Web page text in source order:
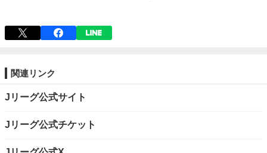
関連リンク
Jリーグ公式サイト
Jリーグ公式チケット